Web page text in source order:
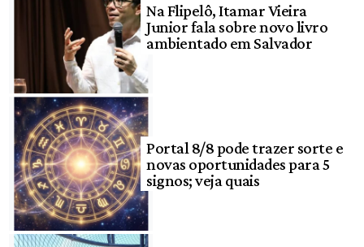
Na Flipelô, Itamar Vieira
Junior fala sobre novo livro
ambientado em Salvador
Portal 8/8 pode trazer sorte e
novas oportunidades para 5
signos; veja quais